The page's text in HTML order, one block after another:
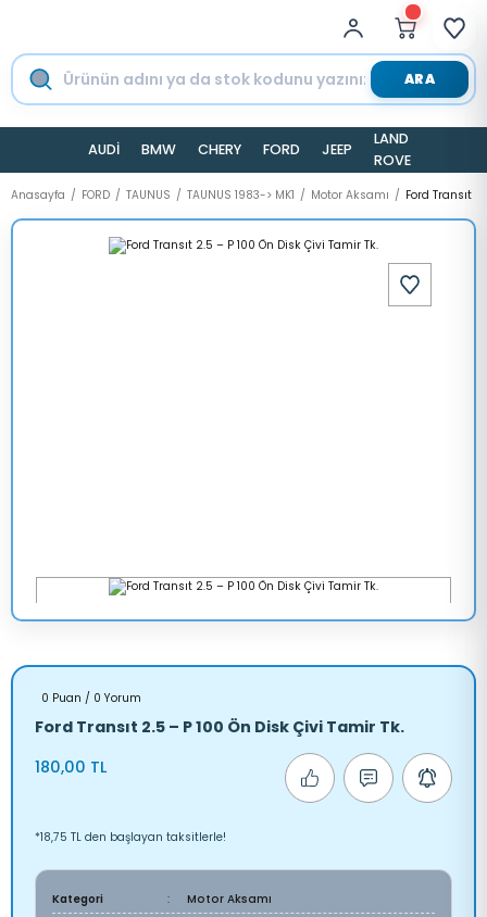
ARA
AUDİ BMW CHERY FORD JEEP
LAND
ROVER
Anasayfa FORD TAUNUS TAUNUS 1983-> MK1 Motor Aksamı Ford Transıt
0 Puan / 0 Yorum
Ford Transıt 2.5 – P 100 Ön Disk Çivi Tamir Tk.
180,00 TL
*18,75 TL den başlayan taksitlerle!
Kategori
Motor Aksamı